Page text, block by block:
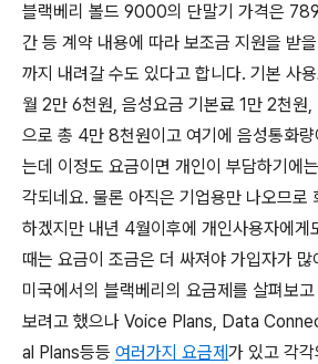
블랙베리 볼드 9000의 단말기 가격은
간 등 계약 내용에 따라 보조금 지원을 받
까지 내려갈 수도 있다고 합니다. 기본 사
월 2만 6천원, 음성요금 기본료 1만 2천원,
으로 총 4만 8천원이고 여기에 음성통화량
는데 이정도 요금이면 개인이 부담하기에
각되네요. 물론 아직은 기업용만 나오므로
하겠지만 내년 4월이후에 개인사용자에게
때는 요금이 조금은 더 싸져야 가입자가
미국에서의 블랙베리의 요금제를 살펴보
보려고 했으나 Voice Plans, Data
al Plans등등 여러가지 요금제가 있고 각